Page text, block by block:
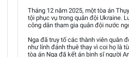
Tháng 12 năm 2025, một tòa án
tội phục vụ trong quân đội Ukraine.
công dân tham gia quân đội nước
Nga đã truy tố các thành viên quân
như lính đánh thuê thay vì coi họ là
tòa án Nga đã kết án binh sĩ người